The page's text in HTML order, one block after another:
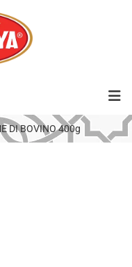
DI BOVINO 400g